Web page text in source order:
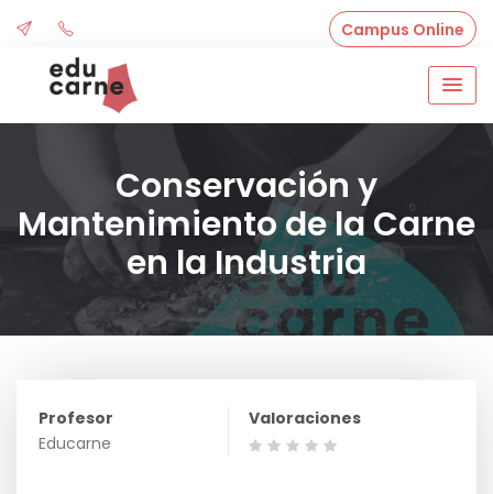
content
Campus Online
Conservación y
Mantenimiento de la Carne
en la Industria
Profesor
Educarne
Valoraciones